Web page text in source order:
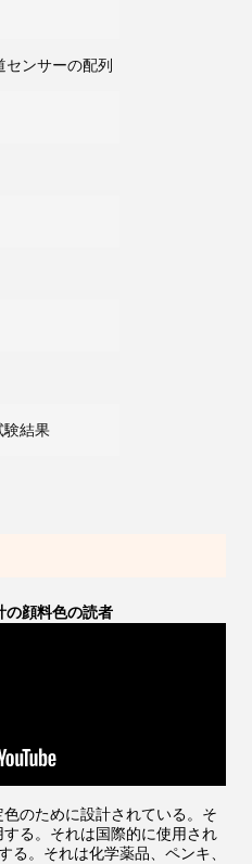
センサーの配列
験結果
の顔料色の読者
のために設計されている。そ
る。それは国際的に使用され
る。それは化学薬品、ペンキ、